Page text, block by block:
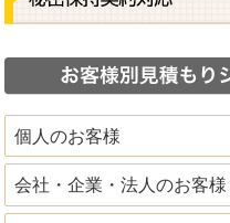
個人のお客様
会社・企業・法人のお客様